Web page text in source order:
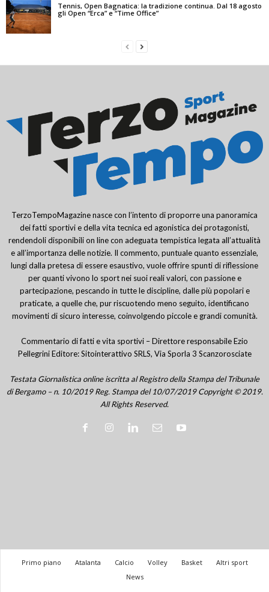
Tennis, Open Bagnatica: la tradizione continua. Dal 18 agosto
gli Open “Erca” e “Time Office”
TerzoTempoMagazine nasce con l’intento di proporre una panoramica
dei fatti sportivi e della vita tecnica ed agonistica dei protagonisti,
rendendoli disponibili on line con adeguata tempistica legata all’attualità
e all’importanza delle notizie. Il commento, puntuale quanto essenziale,
lungi dalla pretesa di essere esaustivo, vuole offrire spunti di riflessione
per quanti vivono lo sport nei suoi reali valori, con passione e
partecipazione, pescando in tutte le discipline, dalle più popolari e
praticate, a quelle che, pur riscuotendo meno seguito, identificano
movimenti di sicuro interesse, coinvolgendo piccole e grandi comunità.
Commentario di fatti e vita sportivi – Direttore responsabile Ezio
Pellegrini Editore: Sitointerattivo SRLS, Via Sporla 3 Scanzorosciate
Testata Giornalistica online iscritta al Registro della Stampa del Tribunale
di Bergamo – n. 10/2019 Reg. Stampa del 10/07/2019 Copyright © 2019.
All Rights Reserved.
Primo piano Atalanta Calcio Volley Basket
Altri sport
News